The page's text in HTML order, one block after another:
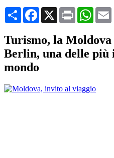
Share Facebook
X Print
Turismo, la
Berlin, una delle
mondo